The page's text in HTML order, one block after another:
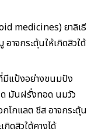
medicines) ยาลิเธี
าจกระตุ้นให้เกิดสิวใต้
มีแป้งอย่างขนมปัง
ด มันฝรั่งทอด นมวัว
โกแลต ชีส อาจกระตุ้น
ดสิวใต้คางได้